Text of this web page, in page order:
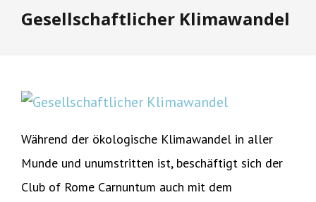
Gesellschaftlicher Klimawandel
Während der ökologische Klimawandel in aller
Munde und unumstritten ist, beschäftigt sich der
Club of Rome Carnuntum auch mit dem